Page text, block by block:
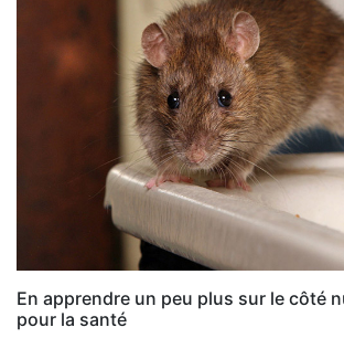
En apprendre un peu plus sur le côté
pour la santé